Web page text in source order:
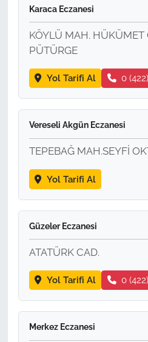
Karaca Eczanesi
KÖYLÜ MAH. HÜKÜMET
PÜTÜRGE
Yol Tarifi Al 0
Vereseli Akgün Eczanesi
TEPEBAĞ MAH.SEYFİ
Yol Tarifi Al
Güzeler Eczanesi
ATATÜRK CAD.
Yol Tarifi Al 0
Merkez Eczanesi